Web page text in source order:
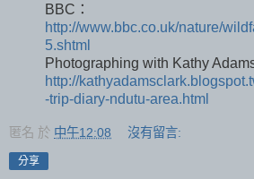
BBC：
http://www.bbc.co.uk/nature/
5.shtml
Photographing with Kathy
http://
-trip-diary-ndutu-area.html
匿名 於 中午12:08 沒有留言:
分享